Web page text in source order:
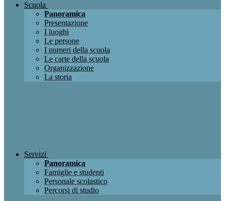
Scuola
Panoramica
Presentazione
I luoghi
Le persone
I numeri della scuola
Le carte della scuola
Organizzazione
La storia
Servizi
Panoramica
Famiglie e studenti
Personale scolastico
Percorsi di studio